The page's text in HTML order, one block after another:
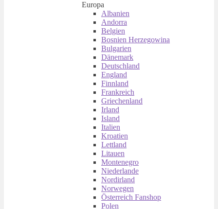
Europa
Albanien
Andorra
Belgien
Bosnien Herzegowina
Bulgarien
Dänemark
Deutschland
England
Finnland
Frankreich
Griechenland
Irland
Island
Italien
Kroatien
Lettland
Litauen
Montenegro
Niederlande
Nordirland
Norwegen
Österreich Fanshop
Polen